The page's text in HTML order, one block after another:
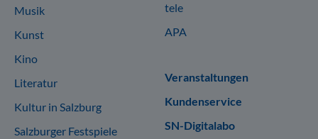
Musik
Kunst
Kino
Literatur
Kultur in Salzburg
Salzburger Festspiele
tele
APA
Veranstaltungen
Kundenservice
SN-Digitalabo